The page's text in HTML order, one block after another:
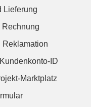
Lieferung
Rechnung
Reklamation
ID
Marktplatz